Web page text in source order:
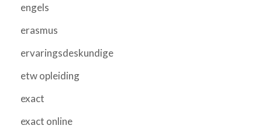
engels
erasmus
ervaringsdeskundige
etw opleiding
exact
exact online